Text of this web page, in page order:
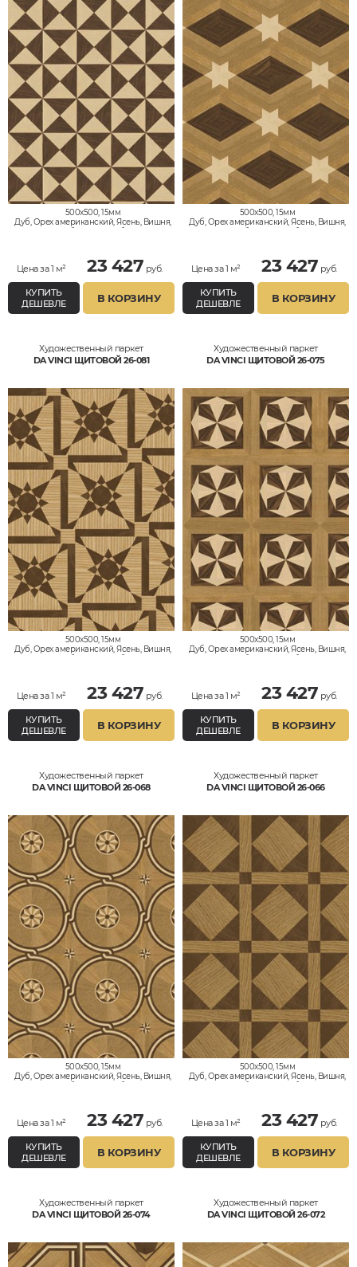
500x500, 15мм
Дуб, Орех американский, Ясень, Вишня,
Клён, Тик, Мербау, Термодуб, Палисандр,
Цена за 1 м² 23 427 руб.
КУПИТЬ
ДЕШЕВЛЕ
В КОРЗИНУ
500x500, 15мм
Дуб, Орех американский, Ясень, Вишня,
Клён, Тик, Мербау, Термодуб, Палисандр,
Цена за 1 м² 23 427 руб.
КУПИТЬ
ДЕШЕВЛЕ
В КОРЗИНУ
Художественный паркет
DA VINCI ЩИТОВОЙ 26-081
500x500, 15мм
Дуб, Орех американский, Ясень, Вишня,
Клён, Тик, Мербау, Термодуб, Палисандр,
Цена за 1 м² 23 427 руб.
КУПИТЬ
ДЕШЕВЛЕ
В КОРЗИНУ
Художественный паркет
DA VINCI ЩИТОВОЙ 26-075
500x500, 15мм
Дуб, Орех американский, Ясень, Вишня,
Клён, Тик, Мербау, Термодуб, Палисандр,
Цена за 1 м² 23 427 руб.
КУПИТЬ
ДЕШЕВЛЕ
В КОРЗИНУ
Художественный паркет
DA VINCI ЩИТОВОЙ 26-068
500x500, 15мм
Дуб, Орех американский, Ясень, Вишня,
Клён, Тик, Мербау, Термодуб, Палисандр,
Цена за 1 м² 23 427 руб.
КУПИТЬ
ДЕШЕВЛЕ
В КОРЗИНУ
Художественный паркет
DA VINCI ЩИТОВОЙ 26-066
500x500, 15мм
Дуб, Орех американский, Ясень, Вишня,
Клён, Тик, Мербау, Термодуб, Палисандр,
Цена за 1 м² 23 427 руб.
КУПИТЬ
ДЕШЕВЛЕ
В КОРЗИНУ
Художественный паркет
DA VINCI ЩИТОВОЙ 26-074
Художественный паркет
DA VINCI ЩИТОВОЙ 26-072